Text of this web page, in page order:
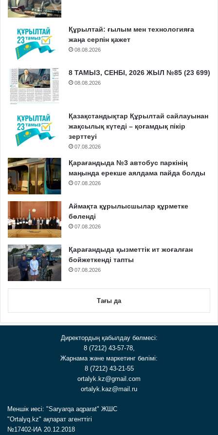
Құрылтай: ғылым мен технологияға
жаңа серпін қажет
08.08.2026
8 ТАМЫЗ, СЕНБІ, 2026 ЖЫЛ №85 (23 699)
08.08.2026
Қазақстандықтар Құрылтай сайлауынан
жақсылық күтеді – қоғамдық пікір
зерттеуі
07.08.2026
Қарағандыда №3 автобус паркінің
маңында ерекше аялдама пайда болды
07.08.2026
Аймақта құрылысшылар құрметке
бөленді
07.08.2026
Қарағандыда қызметтік ит жоғалған
бойжеткенді тапты
07.08.2026
Тағы да
Директордың қабылдау бөлмесі:
8 (7212) 43-57-78,
Жарнама және маркетинг бөлімі:
8 (7212) 43-21-55
ortalyk.kz@gmail.com
ortalyk.kaz@mail.ru
Меншік иесі: "Saryarqa aqparat" ЖШС
"Ortalyq.kz" ақпарат агенттігі
№17402-ИА 20.12.2018